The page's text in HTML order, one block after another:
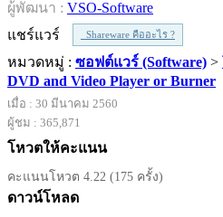
ผู้พัฒนา : VSO-Software
แชร์แวร์
Shareware คืออะไร ?
หมวดหมู่ : ซอฟต์แวร์ (Software) >
DVD and Video Player or Burner
เมื่อ : 30 มีนาคม 2560
ผู้ชม : 365,871
โหวตให้คะแนน
คะแนนโหวต 4.22 (175 ครั้ง)
ดาวน์โหลด